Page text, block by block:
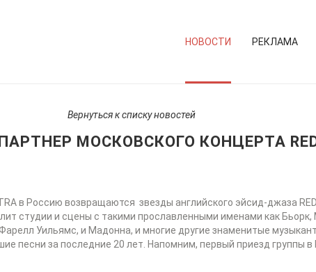
НОВОСТИ РЕКЛАМА
Вернуться к списку новостей
МОСКОВСКОГО КОНЦЕРТА RED
в Россию возвращаются звезды английского эйсид-джаза RED
студии и сцены с такими прославленными именами как Бьорк,
Уильямс, и Мадонна, и многие другие знаменитые
песни за последние 20 лет. Напомним, первый приезд группы